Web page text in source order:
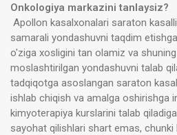
Onkologiya markazini tanlaysiz?
Apollon kasalxonalari saraton
samarali yondashuvni taqdim
o'ziga xosligini tan olamiz va
moslashtirilgan yondashuvni talab
tadqiqotga asoslangan saraton
ishlab chiqish va amalga oshirishga
kimyoterapiya kurslarini talab
sayohat qilishlari shart emas,